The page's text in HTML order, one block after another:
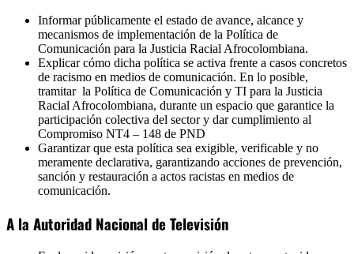
Informar públicamente el estado de avance, alcance y
mecanismos de implementación de la Política de
Comunicación para la Justicia Racial Afrocolombiana.
Explicar cómo dicha política se activa frente a casos concretos
de racismo en medios de comunicación. En lo posible,
tramitar la Política de Comunicación y TI para la Justicia
Racial Afrocolombiana, durante un espacio que garantice la
participación colectiva del sector y dar cumplimiento al
Compromiso NT4 – 148 de PND
Garantizar que esta política sea exigible, verificable y no
meramente declarativa, garantizando acciones de prevención,
sanción y restauración a actos racistas en medios de
comunicación.
A la Autoridad Nacional de Televisión